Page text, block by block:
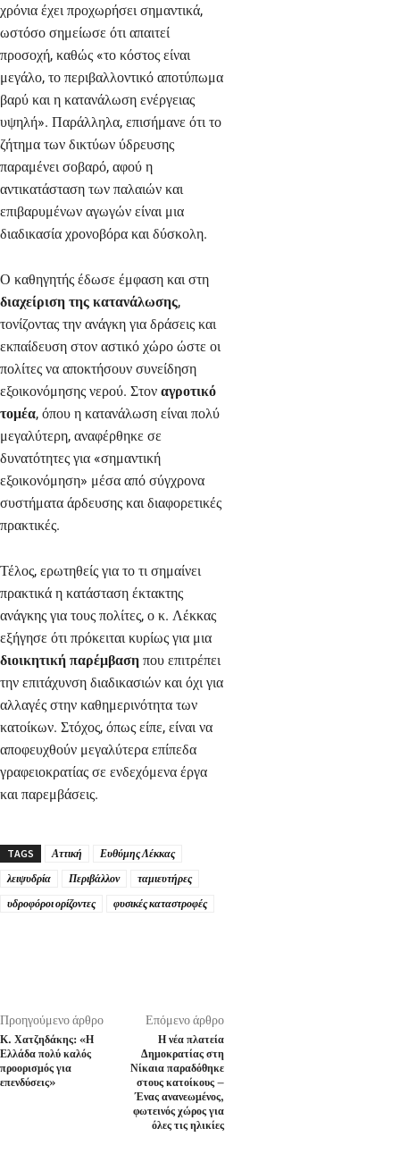
χρόνια έχει προχωρήσει σημαντικά,
ωστόσο σημείωσε ότι απαιτεί
προσοχή, καθώς «το κόστος είναι
μεγάλο, το περιβαλλοντικό αποτύπωμα
βαρύ και η κατανάλωση ενέργειας
υψηλή». Παράλληλα, επισήμανε ότι το
ζήτημα των δικτύων ύδρευσης
παραμένει σοβαρό, αφού η
αντικατάσταση των παλαιών και
επιβαρυμένων αγωγών είναι μια
διαδικασία χρονοβόρα και δύσκολη.
Ο καθηγητής έδωσε έμφαση και στη
διαχείριση της κατανάλωσης,
τονίζοντας την ανάγκη για δράσεις και
εκπαίδευση στον αστικό χώρο ώστε οι
πολίτες να αποκτήσουν συνείδηση
εξοικονόμησης νερού. Στον αγροτικό
τομέα, όπου η κατανάλωση είναι πολύ
μεγαλύτερη, αναφέρθηκε σε
δυνατότητες για «σημαντική
εξοικονόμηση» μέσα από σύγχρονα
συστήματα άρδευσης και διαφορετικές
πρακτικές.
Τέλος, ερωτηθείς για το τι σημαίνει
πρακτικά η κατάσταση έκτακτης
ανάγκης για τους πολίτες, ο κ. Λέκκας
εξήγησε ότι πρόκειται κυρίως για μια
διοικητική παρέμβαση που επιτρέπει
την επιτάχυνση διαδικασιών και όχι για
αλλαγές στην καθημερινότητα των
κατοίκων. Στόχος, όπως είπε, είναι να
αποφευχθούν μεγαλύτερα επίπεδα
γραφειοκρατίας σε ενδεχόμενα έργα
και παρεμβάσεις.
TAGS Αττική
Ευθύμης Λέκκας
λειψυδρία
Περιβάλλον
ταμιευτήρες
υδροφόροι ορίζοντες
φυσικές καταστροφές
Προηγούμενο άρθρο
Κ. Χατζηδάκης: «Η
Ελλάδα πολύ καλός
προορισμός για
επενδύσεις»
Επόμενο άρθρο
Η νέα πλατεία
Δημοκρατίας στη
Νίκαια παραδόθηκε
στους κατοίκους –
Ένας ανανεωμένος,
φωτεινός χώρος για
όλες τις ηλικίες